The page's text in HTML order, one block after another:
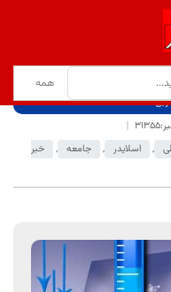
, اسلایدر , جامعه ,
خبر